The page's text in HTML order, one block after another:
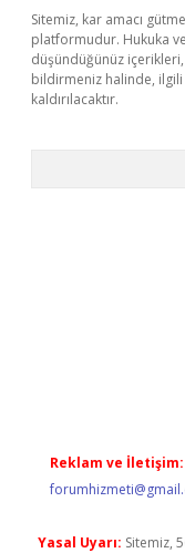
Sitemiz, kar amacı
platformudur. Hukuka
düşündüğünüz içerikleri,
bildirmeniz halinde,
kaldırılacaktır.
Reklam ve İletişim:
Yasal Uyarı: Sitemiz,